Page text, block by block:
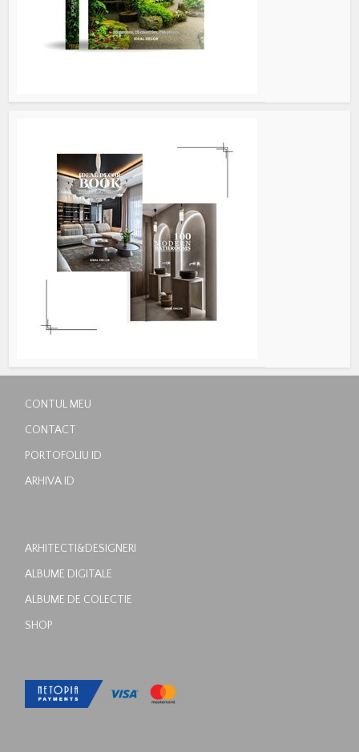
CONTUL MEU
CONTACT
PORTOFOLIU ID
ARHIVA ID
ARHITECTI&DESIGNERI
ALBUME DIGITALE
ALBUME DE COLECTIE
SHOP